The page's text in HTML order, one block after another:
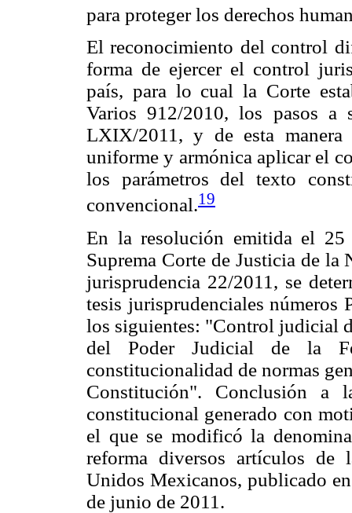
para proteger los derechos
El reconocimiento del control
forma de ejercer el control
país, para lo cual la Corte
Varios 912/2010, los pasos a
LXIX/2011, y de esta manera
uniforme y armónica aplicar el
los parámetros del texto
convencional.19
En la resolución emitida el
Suprema Corte de Justicia de
jurisprudencia 22/2011, se
tesis jurisprudenciales números
los siguientes: "Control judicial
del Poder Judicial de la
constitucionalidad de normas
Constitución". Conclusión
constitucional generado con
el que se modificó la
reforma diversos artículos de
Unidos Mexicanos, publicado
de junio de 2011.